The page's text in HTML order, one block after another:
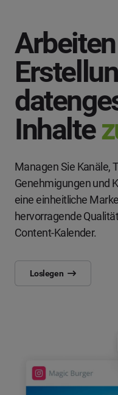
Inhalte
Managen Sie Kanäle,
Genehmigungen und
eine einheitliche
hervorragende
Content-Kalender.
Loslegen